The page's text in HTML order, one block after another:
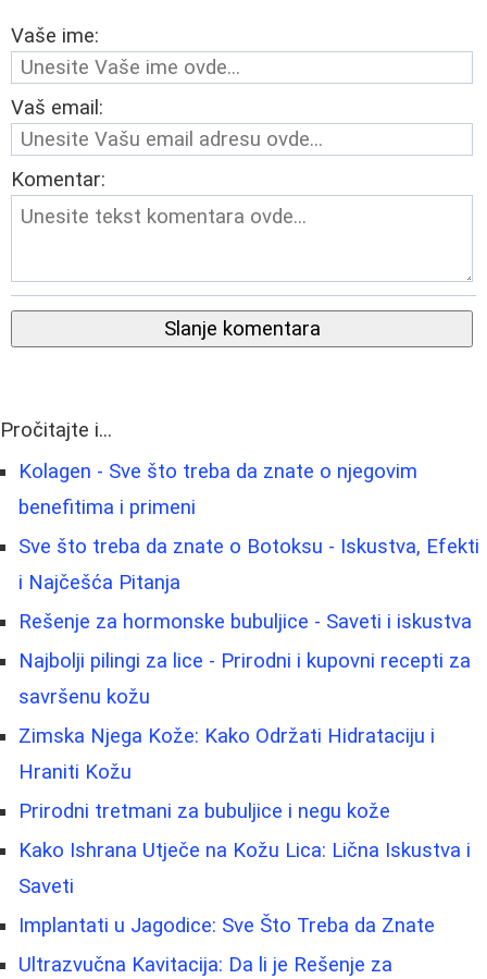
Vaše ime:
Vaš email:
Komentar:
Slanje komentara
Pročitajte i...
Kolagen - Sve što treba da znate o njegovim
benefitima i primeni
Sve što treba da znate o Botoksu - Iskustva, Efekti
i Najčešća Pitanja
Rešenje za hormonske bubuljice - Saveti i iskustva
Najbolji pilingi za lice - Prirodni i kupovni recepti za
savršenu kožu
Zimska Njega Kože: Kako Održati Hidrataciju i
Hraniti Kožu
Prirodni tretmani za bubuljice i negu kože
Kako Ishrana Utječe na Kožu Lica: Lična Iskustva i
Saveti
Implantati u Jagodice: Sve Što Treba da Znate
Ultrazvučna Kavitacija: Da li je Rešenje za